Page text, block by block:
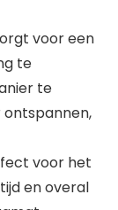
voor een
te
te
ontspannen,
voor het
en overal